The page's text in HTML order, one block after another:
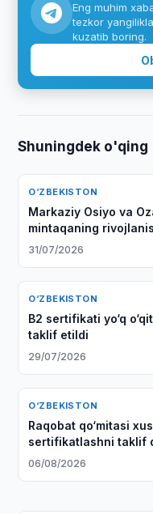
Eng muhim
tezkor
kuzatib boring.
Shuningdek o'qing
O‘ZBEKISTON
Markaziy Osiyo va
mintaqaning
qo'shma deklaratsiya
31/07/2026
O‘ZBEKISTON
B2 sertifikati yo‘q
taklif etildi
29/07/2026
O‘ZBEKISTON
Raqobat qo‘mitasi
sertifikatlashni taklif
06/08/2026